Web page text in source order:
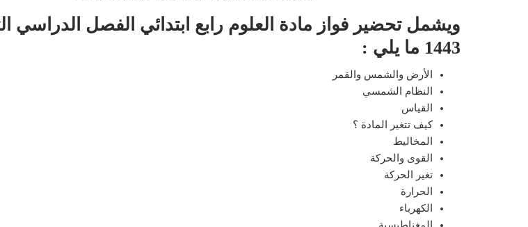
ويشمل تحضير فواز مادة العلوم رابع ابتدائي الفصل الدراسي
1443 ما يلي :
الأرض والشمس والقمر
النظام الشمسي
القياس
كيف تتغير المادة ؟
المخاليط
القوى والحركة
تغير الحركة
الحرارة
الكهرباء